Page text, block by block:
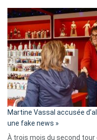
Martine Vassal accusée
une fake news »
À trois mois du second tour